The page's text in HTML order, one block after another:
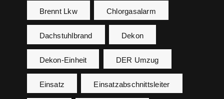
Brennt Lkw Chlorgasalarm
Dachstuhlbrand Dekon
Dekon-Einheit DER Umzug
Einsatz Einsatzabschnittsleiter